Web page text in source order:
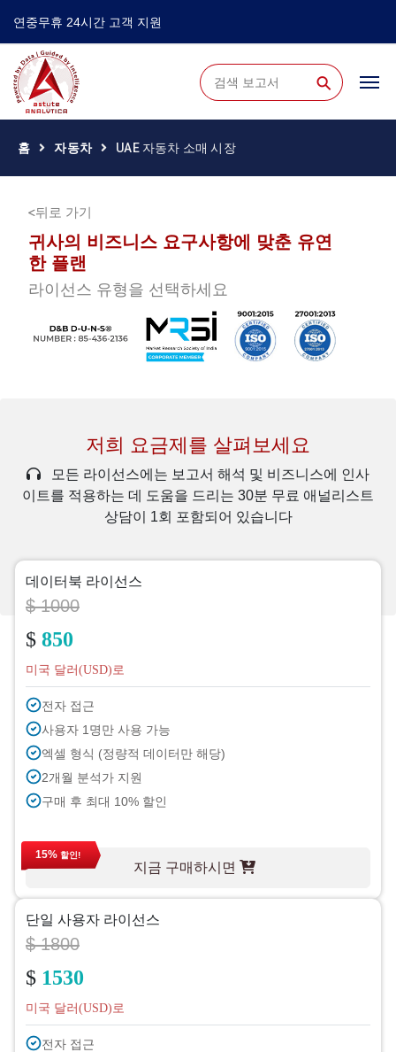
연중무휴 24시간 고객 지원
⚲
홈 자동차 UAE 자동차 소매 시장
뒤로 가기
귀사의 비즈니스 요구사항에 맞춘 유연
한 플랜
라이선스 유형을 선택하세요
저희 요금제를 살펴보세요
모든 라이선스에는 보고서 해석 및 비즈니스에 인사
이트를 적용하는 데 도움을 드리는 30분 무료 애널리스트
상담이 1회 포함되어 있습니다
데이터북 라이선스
$ 1000
$ 850
미국 달러(USD)로
전자 접근
사용자 1명만 사용 가능
엑셀 형식 (정량적 데이터만 해당)
2개월 분석가 지원
구매 후 최대 10% 할인
지금 구매하시면
15% 할인!
단일 사용자 라이선스
$ 1800
$ 1530
미국 달러(USD)로
전자 접근